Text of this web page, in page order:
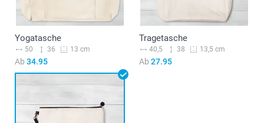
Yogatasche
50 36 13 cm
Ab 34.95
Tragetasche
40,5 38 13,5 cm
Ab 27.95